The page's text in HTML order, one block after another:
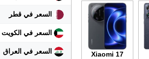
السعر في قطر
السعر في الكويت
السعر في العراق
Xiaomi 17